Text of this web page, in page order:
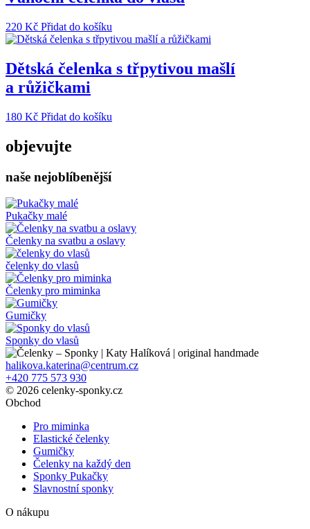
220 Kč Přidat do košíku
Dětská čelenka s třpytivou mašlí
a růžičkami
180 Kč Přidat do košíku
objevujte
naše nejoblíbenější
Pukačky malé
Čelenky na svatbu a oslavy
čelenky do vlasů
Čelenky pro miminka
Gumičky
Sponky do vlasů
halikova.katerina@centrum.cz
+420 775 573 930
© 2026 celenky-sponky.cz
Obchod
Pro miminka
Elastické čelenky
Gumičky
Čelenky na každý den
Sponky Pukačky
Slavnostní sponky
O nákupu